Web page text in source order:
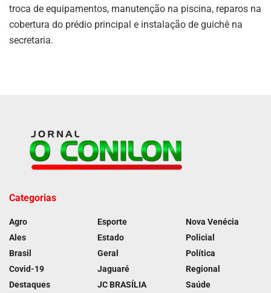
troca de equipamentos, manutenção na piscina, reparos na
cobertura do prédio principal e instalação de guichê na
secretaria.
Categorias
Agro
Ales
Brasil
Covid-19
Destaques
Esporte
Estado
Geral
Jaguaré
JC BRASÍLIA
Nova Venécia
Policial
Política
Regional
Saúde